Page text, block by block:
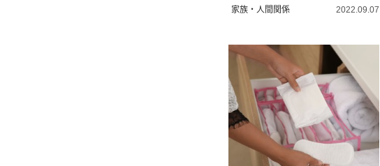
家族・人間関係 2022.09.07